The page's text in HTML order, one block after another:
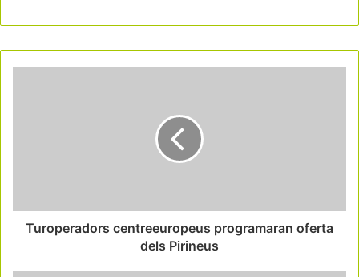
Turoperadors centreeuropeus programaran oferta
dels Pirineus